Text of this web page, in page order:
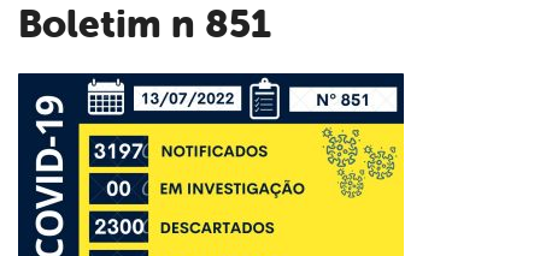
Boletim n 851